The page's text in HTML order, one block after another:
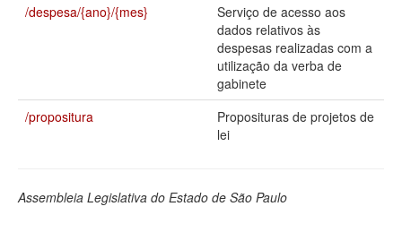
Perguntas frequentes
/despesa/{ano}/{mes}
Serviço de acesso aos
dados relativos às
despesas realizadas com a
utilização da verba de
gabinete
/propositura
Proposituras de projetos de
lei
Assembleia Legislativa do Estado de São Paulo